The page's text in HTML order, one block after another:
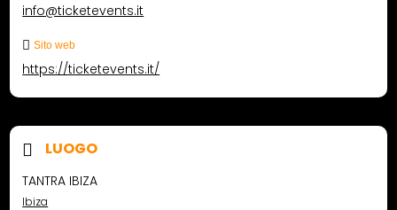
info@ticketevents.it
Sito web
https://ticketevents.it/
LUOGO
TANTRA IBIZA
Ibiza